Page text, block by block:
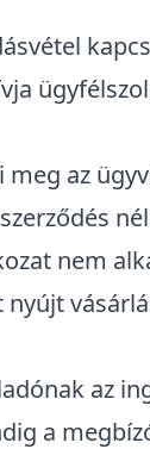
az
nem
nyújt
az
a